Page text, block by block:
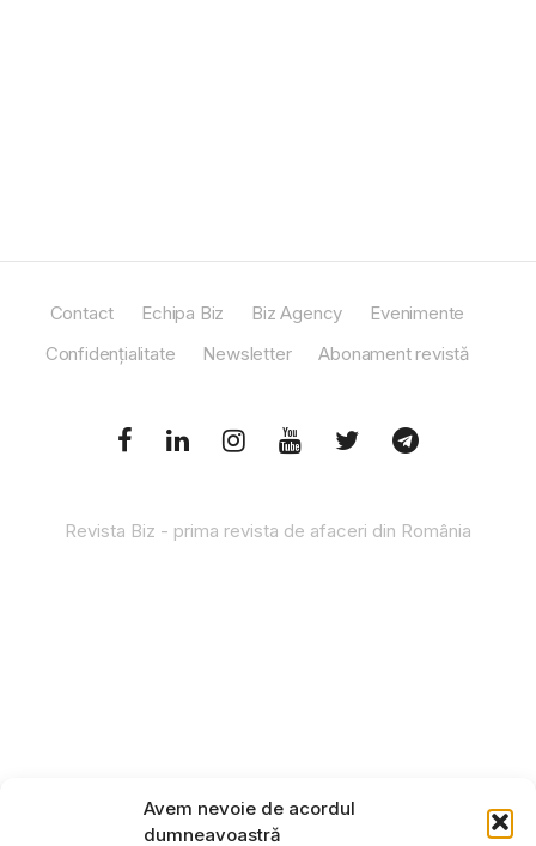
Avem nevoie de acordul
dumneavoastră
Contact Echipa Biz Biz Agency
Evenimente
Confidențialitate
Newsletter Abonament revistă
Revista Biz - prima revista de afaceri din România